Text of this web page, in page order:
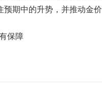
期中的升势，并推动金价
保障